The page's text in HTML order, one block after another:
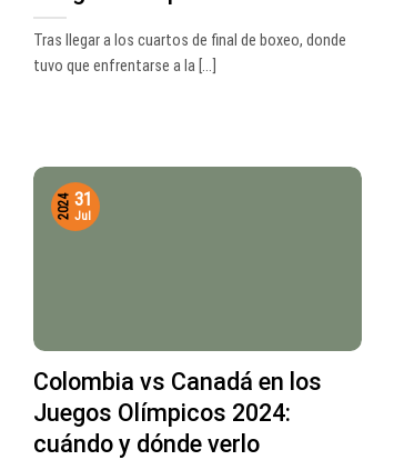
Tras llegar a los cuartos de final de boxeo, donde
tuvo que enfrentarse a la [...]
Colombia vs Canadá en los
Juegos Olímpicos 2024:
cuándo y dónde verlo
31
Jul
2024